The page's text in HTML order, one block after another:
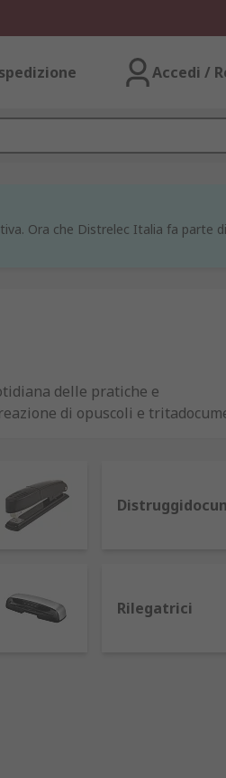
Accedi /
Ora che Distrelec Italia fa parte
delle pratiche e
di opuscoli e
Rilegatrici